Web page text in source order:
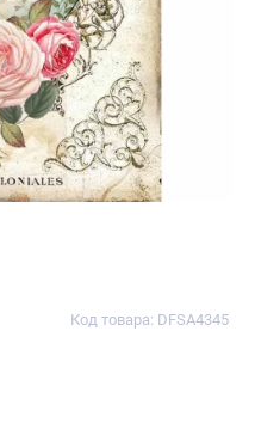
Код товара: DFSA4345